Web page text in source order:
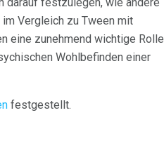
Vergleich zu Tween mit
eine zunehmend wichtige Rolle
Wohlbefinden einer
festgestellt.